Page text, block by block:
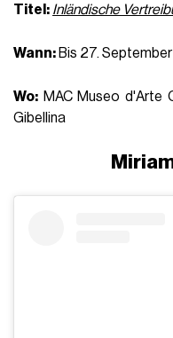
Titel: Inländische
Wann: Bis 27.
Wo: MAC Museo d'Arte
Gibellina